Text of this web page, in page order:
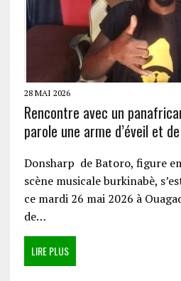
28 MAI 2026
Rencontre avec un
parole une arme d’éveil et
Donsharp de Batoro, figure
scène musicale burkinabè,
ce mardi 26 mai 2026 à
de…
LIRE PLUS